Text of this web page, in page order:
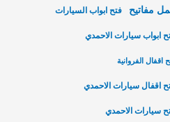
مفاتيح فتح ابواب السيارات
ابواب سيارات الاحمدي
اقفال الفروانية
اقفال سيارات الاحمدي
سيارات الاحمدي